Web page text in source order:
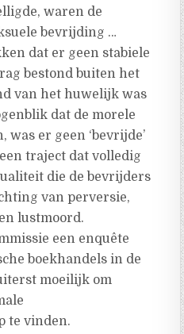
waren de
bevrijding …
dat er geen stabiele
bestond buiten het
van het huwelijk was
dat de morele
was er geen ‘bevrijde’
traject dat volledig
die de bevrijders
van perversie,
lustmoord.
een enquête
boekhandels in de
moeilijk om
te vinden.